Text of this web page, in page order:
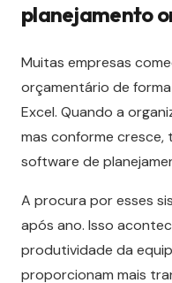
planejamento
Muitas empresas
orçamentário de
Excel. Quando a
mas conforme
software de
A procura por esses
após ano. Isso
produtividade da
proporcionam mais